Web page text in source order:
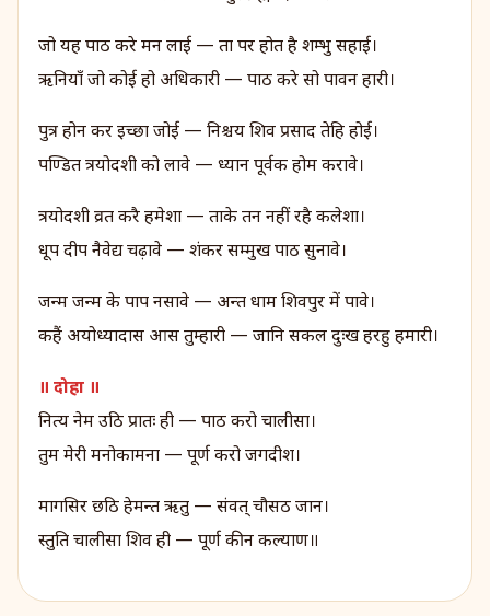
जो यह पाठ करे मन लाई — ता पर होत है शम्भु सहाई।
ऋनियाँ जो कोई हो अधिकारी — पाठ करे सो पावन हारी।
पुत्र होन कर इच्छा जोई — निश्चय शिव प्रसाद तेहि होई।
पण्डित त्रयोदशी को लावे — ध्यान पूर्वक होम करावे।
त्रयोदशी व्रत करै हमेशा — ताके तन नहीं रहै कलेशा।
धूप दीप नैवेद्य चढ़ावे — शंकर सम्मुख पाठ सुनावे।
जन्म जन्म के पाप नसावे — अन्त धाम शिवपुर में पावे।
कहैं अयोध्यादास आस तुम्हारी — जानि सकल दुःख हरहु हमारी।
॥ दोहा ॥
नित्य नेम उठि प्रातः ही — पाठ करो चालीसा।
तुम मेरी मनोकामना — पूर्ण करो जगदीश।
मागसिर छठि हेमन्त ऋतु — संवत् चौसठ जान।
स्तुति चालीसा शिव ही — पूर्ण कीन कल्याण॥